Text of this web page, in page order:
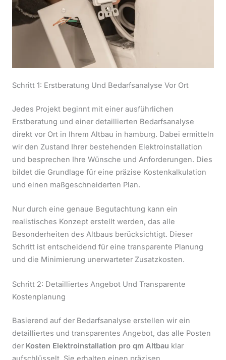
Schritt 1: Erstberatung Und Bedarfsanalyse Vor Ort
Jedes Projekt beginnt mit einer ausführlichen
Erstberatung und einer detaillierten Bedarfsanalyse
direkt vor Ort in Ihrem Altbau in hamburg. Dabei ermitteln
wir den Zustand Ihrer bestehenden Elektroinstallation
und besprechen Ihre Wünsche und Anforderungen. Dies
bildet die Grundlage für eine präzise Kostenkalkulation
und einen maßgeschneiderten Plan.
Nur durch eine genaue Begutachtung kann ein
realistisches Konzept erstellt werden, das alle
Besonderheiten des Altbaus berücksichtigt. Dieser
Schritt ist entscheidend für eine transparente Planung
und die Minimierung unerwarteter Zusatzkosten.
Schritt 2: Detailliertes Angebot Und Transparente
Kostenplanung
Basierend auf der Bedarfsanalyse erstellen wir ein
detailliertes und transparentes Angebot, das alle Posten
der Kosten Elektroinstallation pro qm Altbau klar